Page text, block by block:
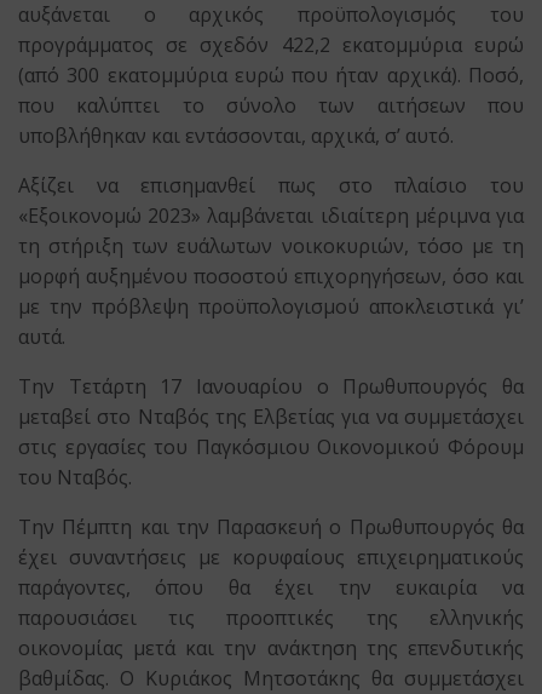
αυξάνεται ο αρχικός προϋπολογισμός του
προγράμματος σε σχεδόν 422,2 εκατομμύρια ευρώ
(από 300 εκατομμύρια ευρώ που ήταν αρχικά). Ποσό,
που καλύπτει το σύνολο των αιτήσεων που
υποβλήθηκαν και εντάσσονται, αρχικά, σ’ αυτό.
Αξίζει να επισημανθεί πως στο πλαίσιο του
«Εξοικονομώ 2023» λαμβάνεται ιδιαίτερη μέριμνα για
τη στήριξη των ευάλωτων νοικοκυριών, τόσο με τη
μορφή αυξημένου ποσοστού επιχορηγήσεων, όσο και
με την πρόβλεψη προϋπολογισμού αποκλειστικά γι’
αυτά.
Την Τετάρτη 17 Ιανουαρίου ο Πρωθυπουργός θα
μεταβεί στο Νταβός της Ελβετίας για να συμμετάσχει
στις εργασίες του Παγκόσμιου Οικονομικού Φόρουμ
του Νταβός.
Την Πέμπτη και την Παρασκευή ο Πρωθυπουργός θα
έχει συναντήσεις με κορυφαίους επιχειρηματικούς
παράγοντες, όπου θα έχει την ευκαιρία να
παρουσιάσει τις προοπτικές της ελληνικής
οικονομίας μετά και την ανάκτηση της επενδυτικής
βαθμίδας. Ο Κυριάκος Μητσοτάκης θα συμμετάσχει